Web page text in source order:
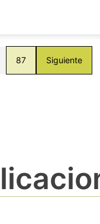
87 Siguiente